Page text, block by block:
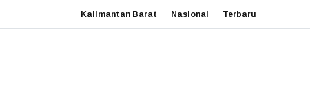
Kalimantan Barat Nasional Terbaru